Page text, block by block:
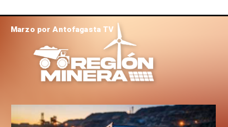
Marzo por Antofagasta TV